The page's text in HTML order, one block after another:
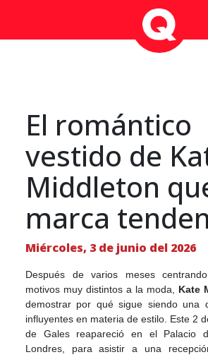
El romántico
vestido de
Middleton
marca
Miércoles, 3 de junio del 2026
Después de varios meses
motivos muy distintos a la moda,
Kate
demostrar por qué sigue siendo una
influyentes en materia de estilo. Este 2
de Gales reapareció en el Palacio
Londres, para asistir a una